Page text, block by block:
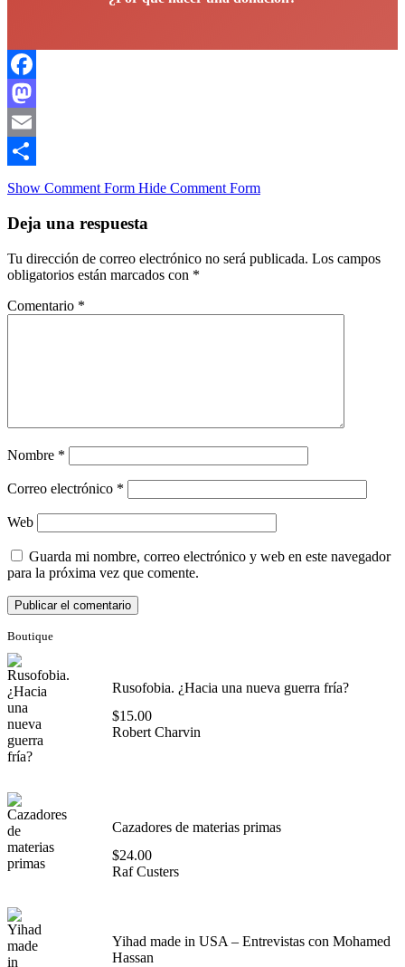
Facebook
Mastodon
Email
Compartir
Show Comment Form Hide Comment Form
Deja una respuesta
Tu dirección de correo electrónico no será publicada. Los campos
obligatorios están marcados con *
Comentario *
Nombre *
Correo electrónico *
Web
Guarda mi nombre, correo electrónico y web en este navegador
para la próxima vez que comente.
Boutique
Rusofobia. ¿Hacia una nueva guerra fría?
$15.00
Robert Charvin
Cazadores de materias primas
$24.00
Raf Custers
Yihad made in USA – Entrevistas con Mohamed
Hassan